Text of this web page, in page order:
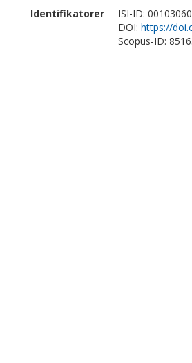
Identifikatorer
ISI-ID:
DOI: https://
Scopus-ID: